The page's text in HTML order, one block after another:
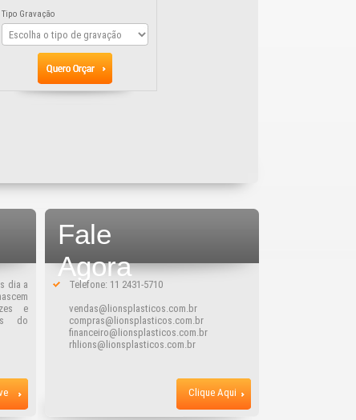
Tipo Gravação
dia a
e
do
Fale
Agora
Telefone: 11 2431-5710
vendas@lionsplasticos.com.br
compras@lionsplasticos.com.br
financeiro@lionsplasticos.com.br
rhlions@lionsplasticos.com.br
Clique Aqui